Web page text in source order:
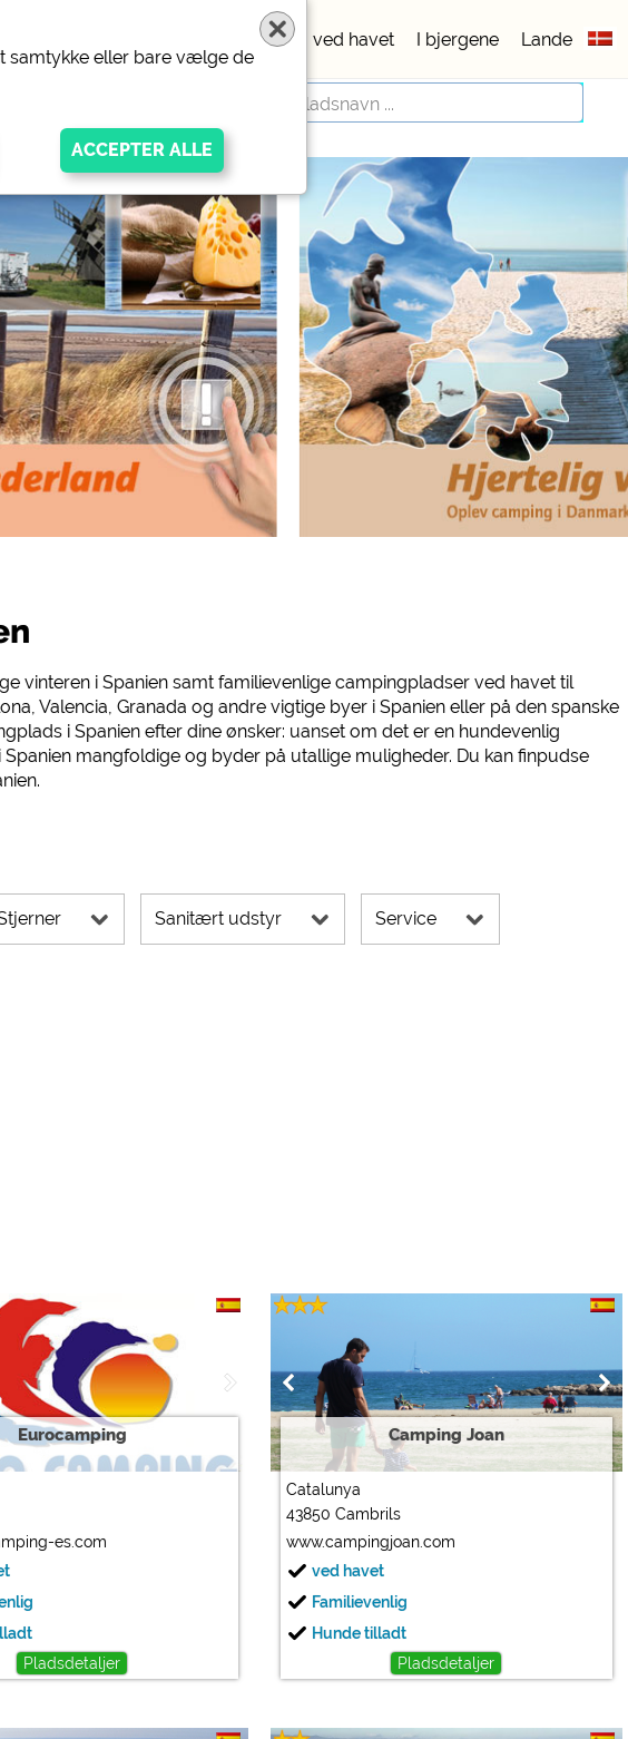
5 stjerner ved havet I bjergene Lande
vinteren i Spanien samt familievenlige campingpladser ved havet til
​​​​Valencia, Granada og andre vigtige byer i Spanien eller på den spanske
i Spanien efter dine ønsker: uanset om det er en hundevenlig
mangfoldige og byder på utallige muligheder. Du kan finpudse
Sanitært udstyr Service
Eurocamping
es.com
Pladsdetaljer
Camping Joan
Catalunya
43850 Cambrils
www.campingjoan.com
ved havet
Familievenlig
Hunde tilladt
Pladsdetaljer
samtykke eller bare vælge de
des jeweiligen Anbieters
about/privacy/
privacy
privacy